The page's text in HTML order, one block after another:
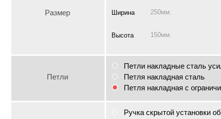
Размер Ширина 250мм.
Высота 150мм.
Петли
Петли накладные сталь
Петля накладная сталь
Петля накладная с
Ручка скрытой установки